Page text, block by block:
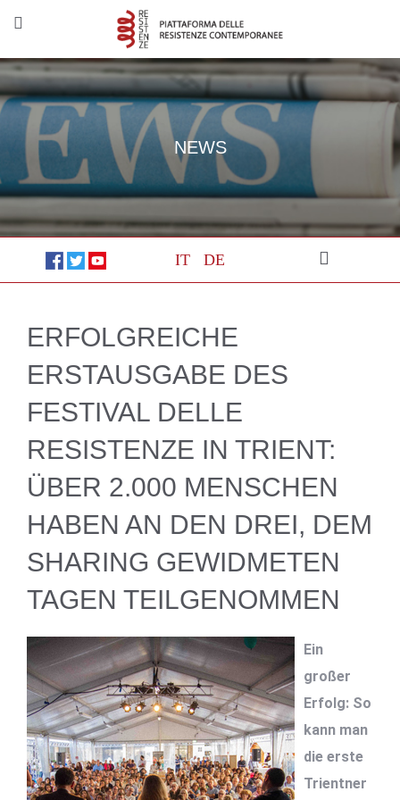
NEWS
IT DE
ERFOLGREICHE
ERSTAUSGABE DES
FESTIVAL DELLE
RESISTENZE IN TRIENT:
ÜBER 2.000 MENSCHEN
HABEN AN DEN DREI, DEM
SHARING GEWIDMETEN
TAGEN TEILGENOMMEN
Ein
großer
Erfolg: So
kann man
die erste
Trientner